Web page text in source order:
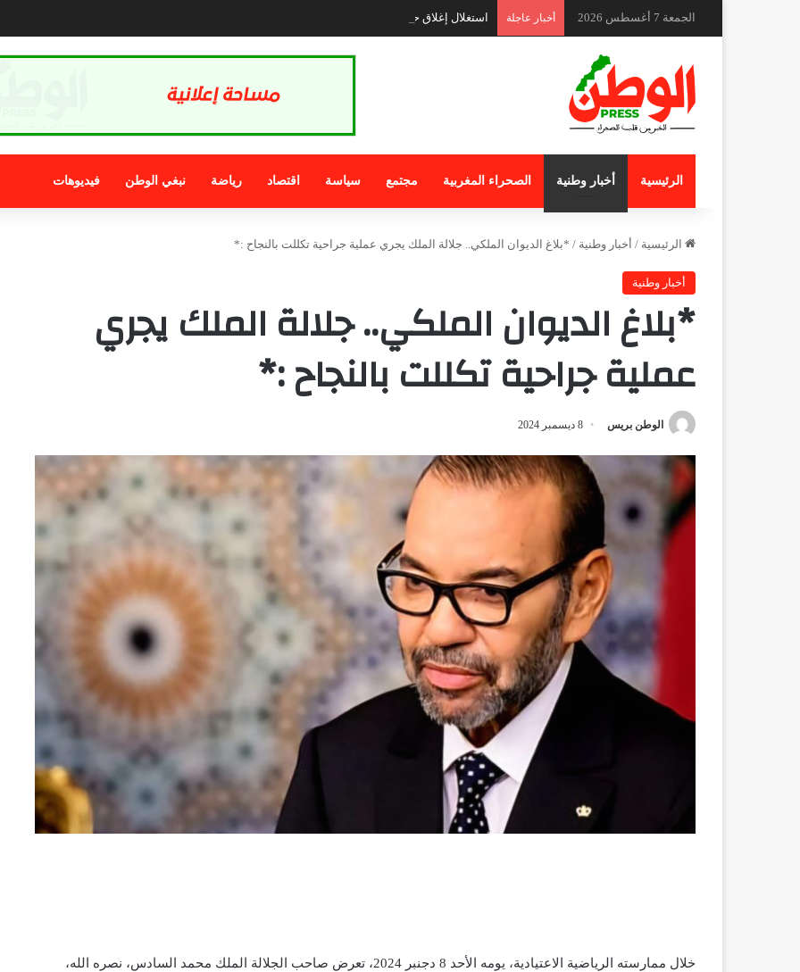
الجمعة 7 أغسطس 2026 أخبار عاجلة استغلال إغلاق حديقة من أجل إصلاحات يتحول لتصفية حسابات سياسية
الرئيسية أخبار وطنية الصحراء المغربية مجتمع سياسة اقتصاد رياضة نبغي الوطن فيديوهات
الرئيسية / أخبار وطنية / *بلاغ الديوان الملكي.. جلالة الملك يجري عملية جراحية تكللت بالنجاح :*
أخبار وطنية
*بلاغ الديوان الملكي.. جلالة الملك يجري
عملية جراحية تكللت بالنجاح :*
الوطن بريس 8 ديسمبر 2024
خلال ممارسته الرياضية الاعتيادية، يومه الأحد 8 دجنبر 2024، تعرض صاحب الجلالة الملك محمد السادس، نصره الله،